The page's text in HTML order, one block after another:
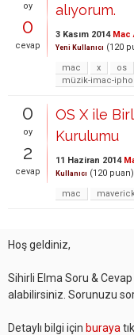
oy
0
cevap
alıyorum.
3 Kasım 2014 Mac
Yeni Kullanıcı (120
mac
x os
müzik-imac-
0
oy
2
cevap
OS X ile
Kurulumu
11 Haziran 2014
Kullanıcı (120 puan)
mac
Hoş geldiniz,
Sihirli Elma Soru &
alabilirsiniz. Sorunuzu
Detaylı bilgi için buraya